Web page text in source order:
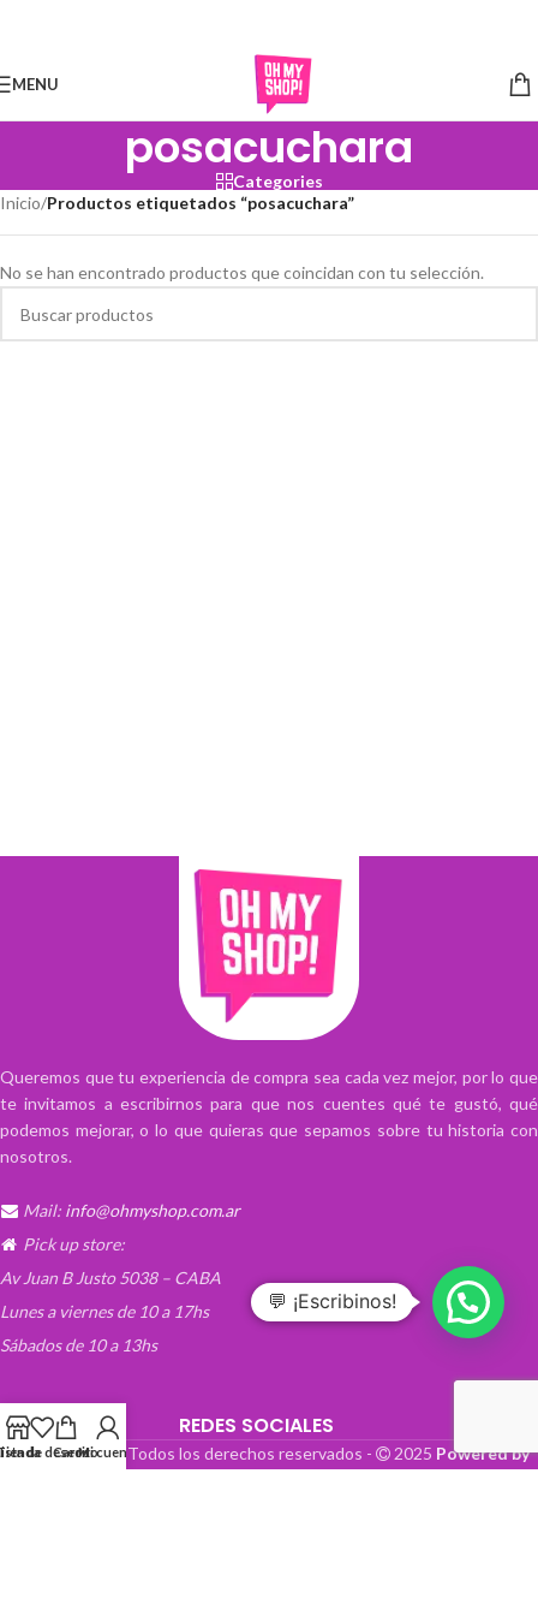
MENU
posacuchara
Categories
Inicio/Productos etiquetados “posacuchara”
No se han encontrado productos que coincidan con tu selección.
Queremos que tu experiencia de compra sea cada vez mejor, por lo que
te invitamos a escribirnos para que nos cuentes qué te gustó, qué
podemos mejorar, o lo que quieras que sepamos sobre tu historia con
nosotros.
Mail: info@ohmyshop.com.ar
Pick up store:
Av Juan B Justo 5038 – CABA
Lunes a viernes de 10 a 17hs
Sábados de 10 a 13hs
REDES SOCIALES
OhMyTienda! - Todos los derechos reservados - 2025 Powered by
de deseos
CarritoMi cuenta
💬 ¡Escribinos!